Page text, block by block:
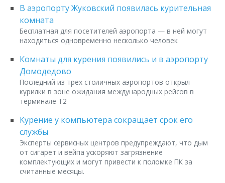
В аэропорту Жуковский появилась курительная
комната
Бесплатная для посетителей аэропорта — в ней могут
находиться одновременно несколько человек
Комнаты для курения появились и в аэропорту
Домодедово
Последний из трех столичных аэропортов открыл
курилки в зоне ожидания международных рейсов в
терминале Т2
Курение у компьютера сокращает срок его
службы
Эксперты сервисных центров предупреждают, что дым
от сигарет и вейпа ускоряют загрязнение
комплектующих и могут привести к поломке ПК за
считанные месяцы.